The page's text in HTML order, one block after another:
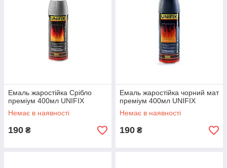
Емаль жаростійка Срібло
преміум 400мл UNIFIX
Немає в наявності
190 ₴
Емаль жаростійка чорний мат
преміум 400мл UNIFIX
Немає в наявності
190 ₴